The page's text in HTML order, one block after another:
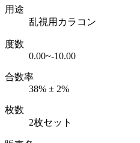
用途
乱視用カラコン
度数
0.00~-10.00
合数率
38% ± 2%
枚数
2枚セット